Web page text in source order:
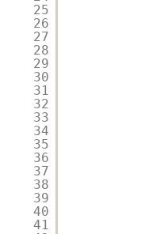
25
26
27
28
29
30
31
32
33
34
35
36
37
38
39
40
41